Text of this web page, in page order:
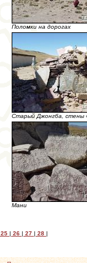
Поломки на дорогах
Старый Джонгба, стены
Мани
25 | 26 | 27 | 28 |